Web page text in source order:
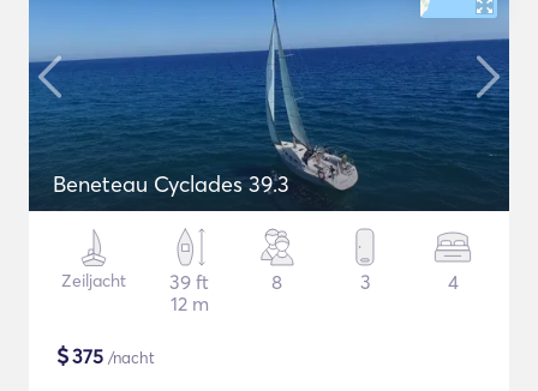
Beneteau Cyclades 39.3
Zeiljacht
39 ft
12 m
8 3 4
$375 /nacht